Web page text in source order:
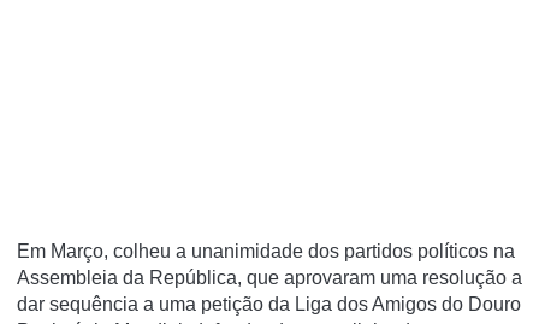
Em Março, colheu a unanimidade dos partidos políticos na
Assembleia da República, que aprovaram uma resolução a
dar sequência a uma petição da Liga dos Amigos do Douro